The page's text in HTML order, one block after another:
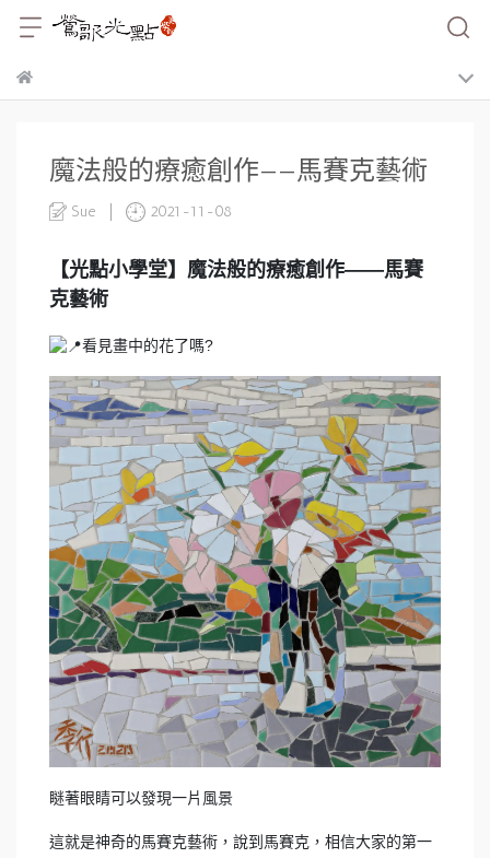
魔法般的療癒創作——馬賽克藝術
Sue 2021-11-08
【光點小學堂】魔法般的療癒創作——馬賽
克藝術
看見畫中的花了嗎?
瞇著眼睛可以發現一片風景
這就是神奇的馬賽克藝術，說到馬賽克，相信大家的第一